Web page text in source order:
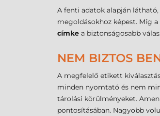
A fenti adatok alapján
megoldásokhoz képest. Míg
címke a biztonságosabb
NEM BIZTOS
A megfelelő etikett
minden nyomtató és nem
tárolási körülményeket.
pontosításában. Nagyobb